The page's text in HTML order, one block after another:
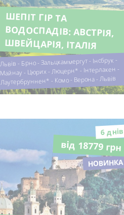
ШЕПІТ ГІР ТА
ВОДОСПАДІВ: АВСТРІЯ,
ШВЕЙЦАРІЯ, ІТАЛІЯ
Львів - Брно - Зальцкаммергут - Інсбрук -
Майнау - Цюрих - Люцерн* - Інтерлакен -
Лаутербруннен* - Комо - Верона - Львів
6 днiв
від 18779 грн
НОВИНКА